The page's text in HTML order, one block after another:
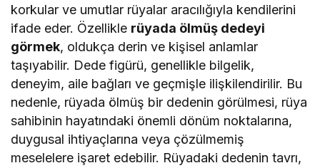
korkular ve umutlar rüyalar aracılığıyla kendilerini
ifade eder. Özellikle rüyada ölmüş dedeyi
görmek, oldukça derin ve kişisel anlamlar
taşıyabilir. Dede figürü, genellikle bilgelik,
deneyim, aile bağları ve geçmişle ilişkilendirilir. Bu
nedenle, rüyada ölmüş bir dedenin görülmesi, rüya
sahibinin hayatındaki önemli dönüm noktalarına,
duygusal ihtiyaçlarına veya çözülmemiş
meselelere işaret edebilir. Rüyadaki dedenin tavrı,